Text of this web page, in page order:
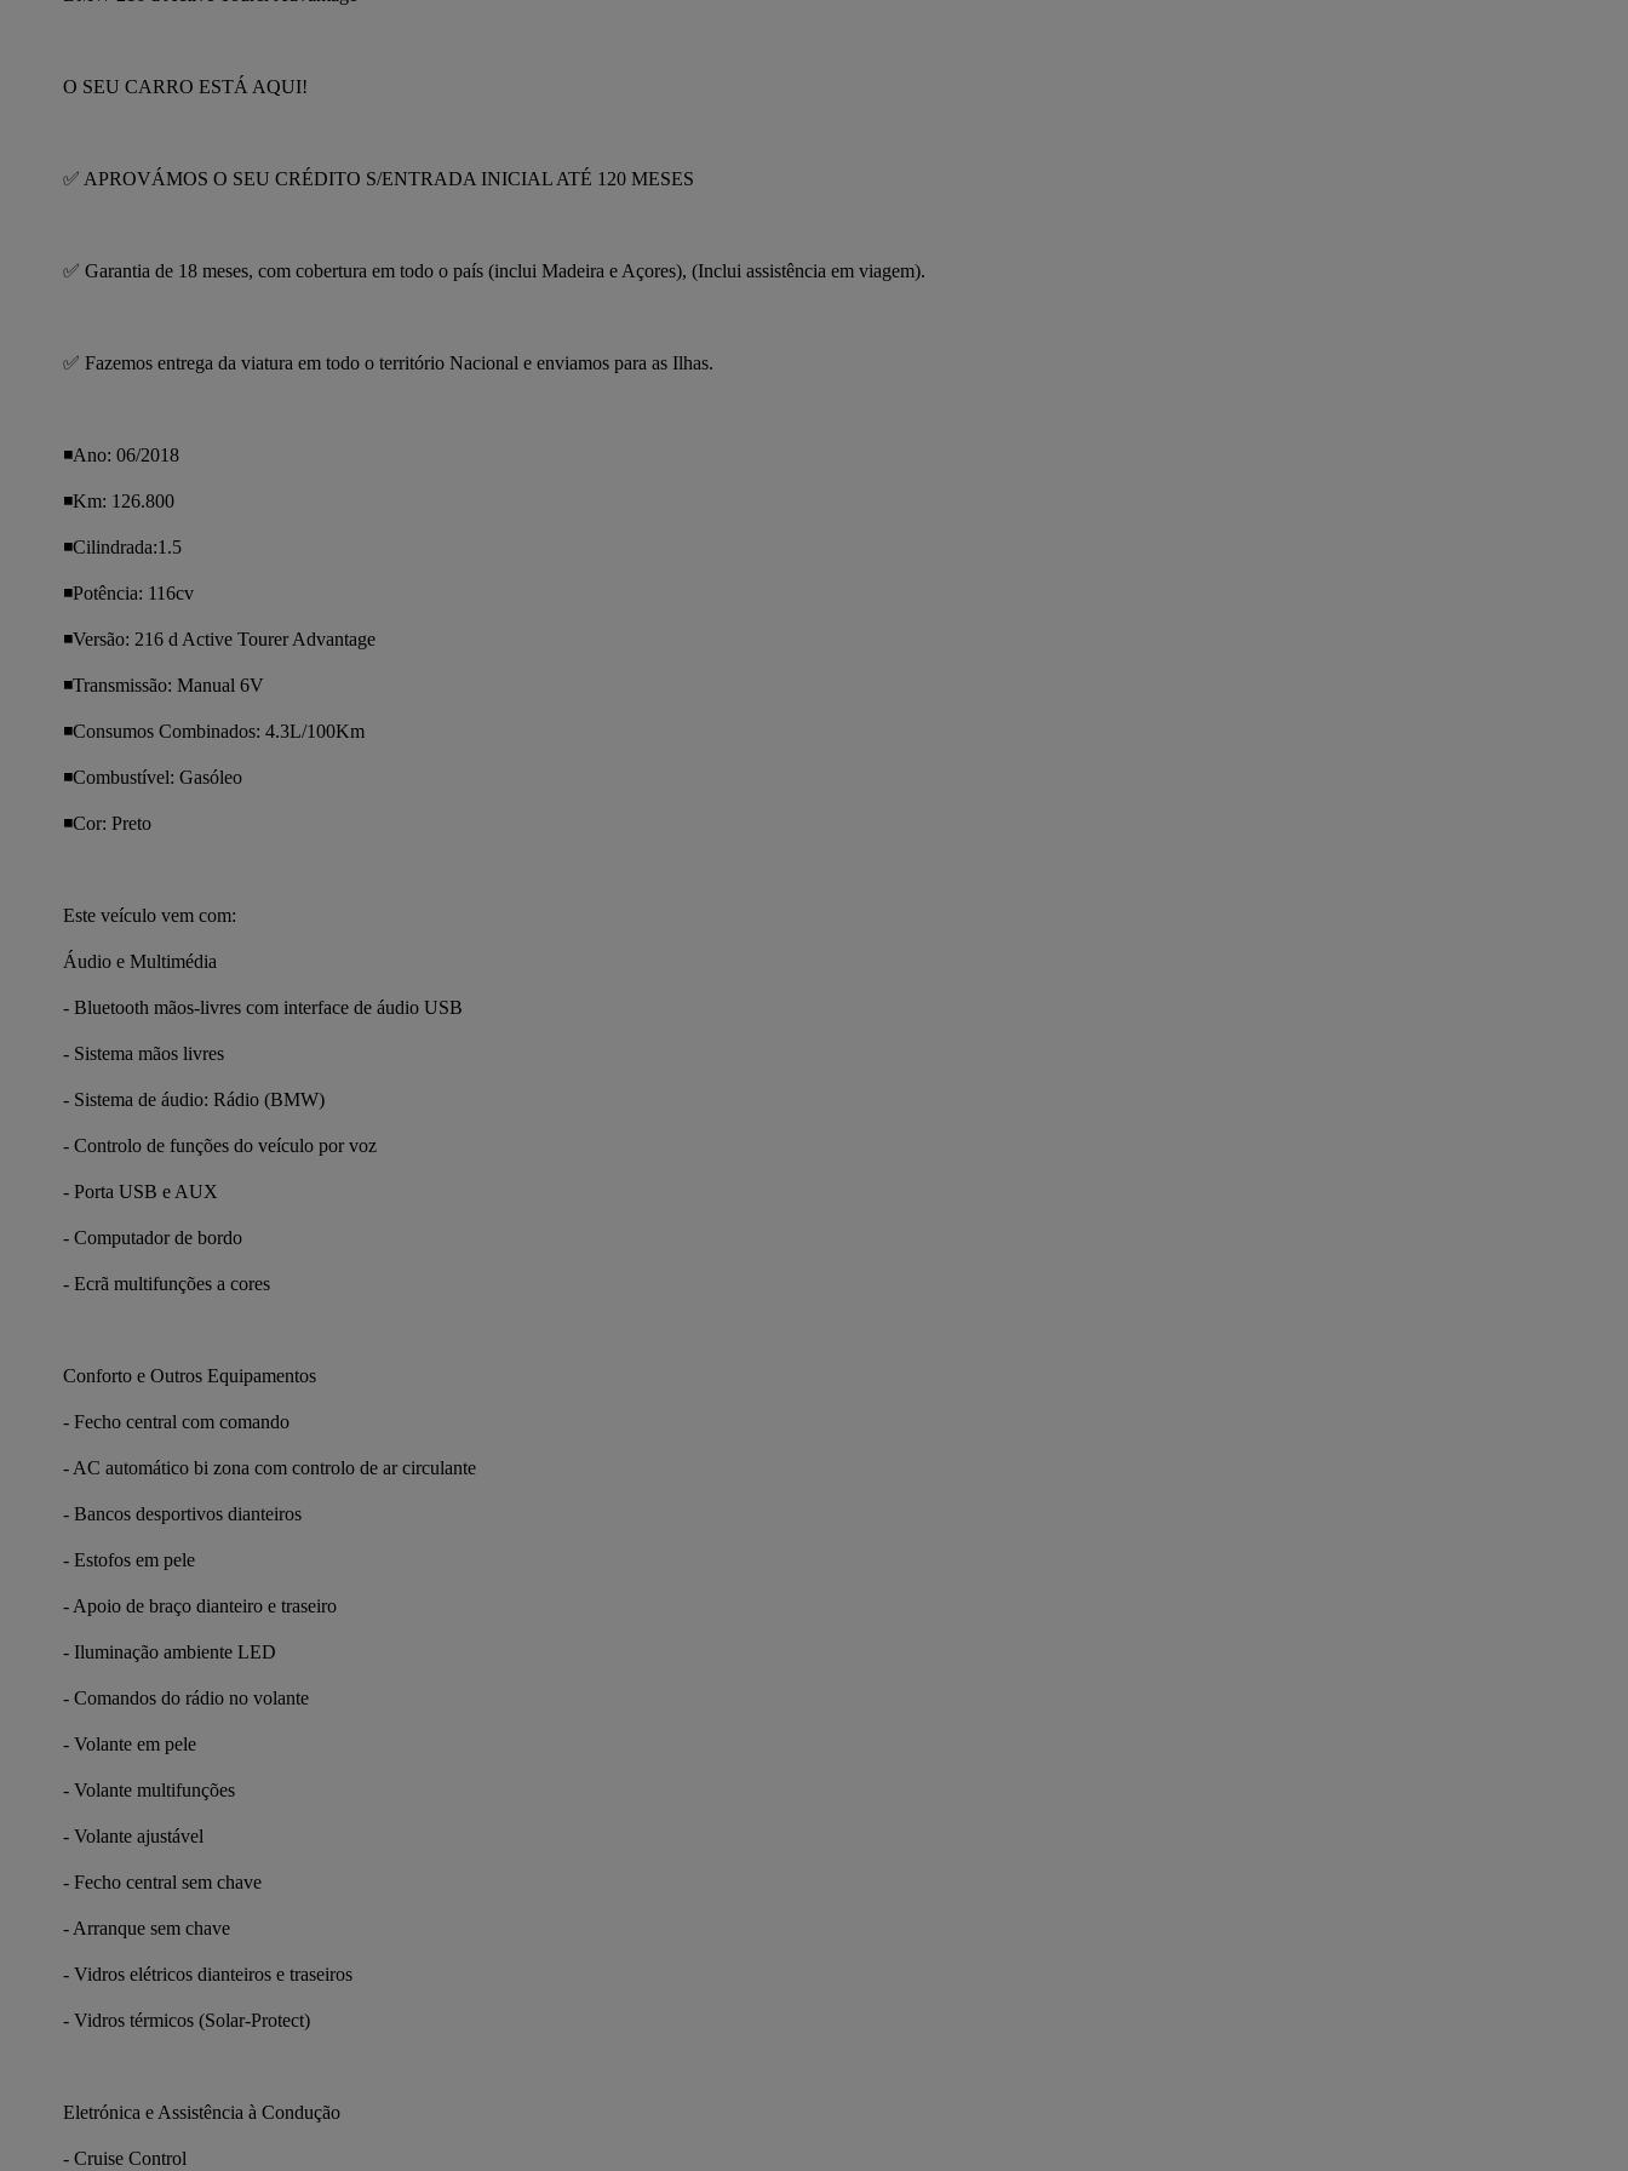
O SEU CARRO ESTÁ AQUI!
✅ APROVÁMOS O SEU CRÉDITO S/ENTRADA INICIAL ATÉ 120 MESES
✅ Garantia de 18 meses, com cobertura em todo o país (inclui Madeira e Açores), (Inclui assistência em viagem).
✅ Fazemos entrega da viatura em todo o território Nacional e enviamos para as Ilhas.
◾️Ano: 06/2018
◾️Km: 126.800
◾️Cilindrada:1.5
◾️Potência: 116cv
◾️Versão: 216 d Active Tourer Advantage
◾️Transmissão: Manual 6V
◾️Consumos Combinados: 4.3L/100Km
◾️Combustível: Gasóleo
◾️Cor: Preto
Este veículo vem com:
Áudio e Multimédia
- Bluetooth mãos-livres com interface de áudio USB
- Sistema mãos livres
- Sistema de áudio: Rádio (BMW)
- Controlo de funções do veículo por voz
- Porta USB e AUX
- Computador de bordo
- Ecrã multifunções a cores
Conforto e Outros Equipamentos
- Fecho central com comando
- AC automático bi zona com controlo de ar circulante
- Bancos desportivos dianteiros
- Estofos em pele
- Apoio de braço dianteiro e traseiro
- Iluminação ambiente LED
- Comandos do rádio no volante
- Volante em pele
- Volante multifunções
- Volante ajustável
- Fecho central sem chave
- Arranque sem chave
- Vidros elétricos dianteiros e traseiros
- Vidros térmicos (Solar-Protect)
Eletrónica e Assistência à Condução
- Cruise Control